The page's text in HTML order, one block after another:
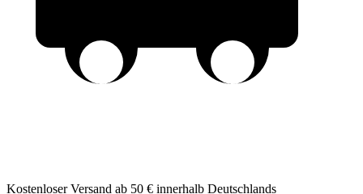
Kostenloser Versand ab 50 € innerhalb Deutschlands